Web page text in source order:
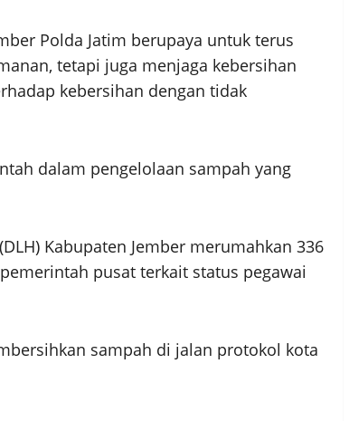
Polda Jatim berupaya untuk terus
tetapi juga menjaga kebersihan
kebersihan dengan tidak
dalam pengelolaan sampah yang
Kabupaten Jember merumahkan 336
pusat terkait status pegawai
sampah di jalan protokol kota